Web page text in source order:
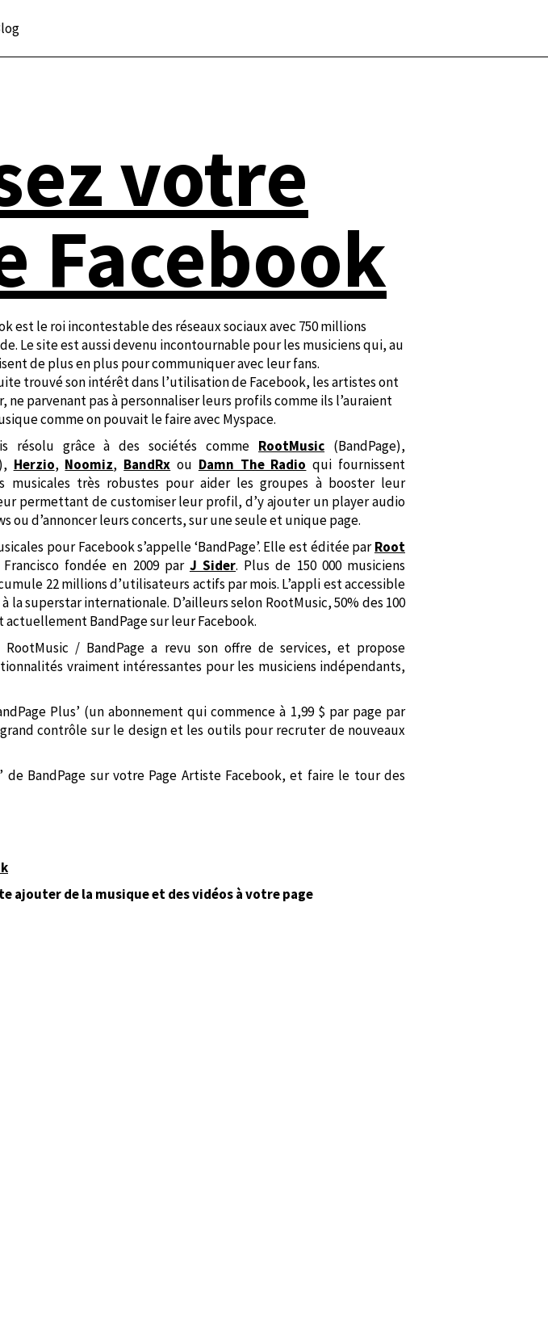
votre
Facebook
est le roi incontestable des réseaux sociaux avec 750 millions
Le site est aussi devenu incontournable pour les musiciens qui, au
de plus en plus pour communiquer avec leur fans.
trouvé son intérêt dans l’utilisation de Facebook, les artistes ont
ne parvenant pas à personnaliser leurs profils comme ils l’auraient
comme on pouvait le faire avec Myspace.
résolu grâce à des sociétés comme RootMusic (BandPage),
Herzio, Noomiz, BandRx ou Damn The Radio qui fournissent
musicales très robustes pour aider les groupes à booster leur
permettant de customiser leur profil, d’y ajouter un player audio
ou d’annoncer leurs concerts, sur une seule et unique page.
pour Facebook s’appelle ‘BandPage’. Elle est éditée parRoot
fondée en 2009 par J Sider. Plus de 150 000 musiciens
22 millions d’utilisateurs actifs par mois. L’appli est accessible
la superstar internationale. D’ailleurs selon RootMusic, 50% des 100
BandPage sur leur Facebook.
RootMusic / BandPage a revu son offre de services, et propose
vraiment intéressantes pour les musiciens indépendants,
Plus’ (un abonnement qui commence à 1,99 $ par page par
contrôle sur le design et les outils pour recruter de nouveaux
BandPage sur votre Page Artiste Facebook, et faire le tour des
ajouter de la musique et des vidéos à votre page